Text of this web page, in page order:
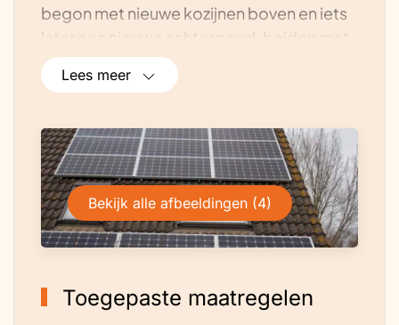
begon met nieuwe kozijnen boven en iets
triple glas erin (U=1,8). Verder werd al snel
na introductie een HR ketel geplaatst.
met honderden m3 gas per jaar.
Na die wijzigingen zijn we lange tijd stil
blijven staan. Wel bleven we
langzamerhand steeds zuiniger apparaten
kopen om het stevige
elektriciteitsverbruik terug te dringen. Zo
naar een type met zuinige DC motor
Lees meer
Bekijk alle afbeeldingen (4)
Toegepaste maatregelen